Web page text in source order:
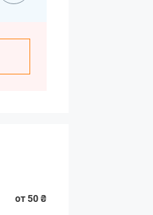
от 50 ₴